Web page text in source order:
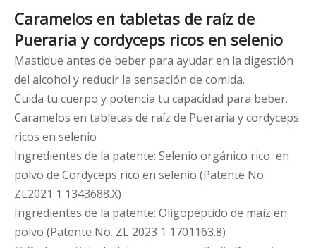
Caramelos en tabletas de raíz de
Pueraria y cordyceps ricos en selenio
Mastique antes de beber para ayudar en la digestión
del alcohol y reducir la sensación de comida.
Cuida tu cuerpo y potencia tu capacidad para beber.
Caramelos en tabletas de raíz de Pueraria y cordyceps
ricos en selenio
Ingredientes de la patente: Selenio orgánico rico en
polvo de Cordyceps rico en selenio (Patente No.
ZL2021 1 1343688.X)
Ingredientes de la patente: Oligopéptido de maíz en
polvo (Patente No. ZL 2023 1 1701163.8)